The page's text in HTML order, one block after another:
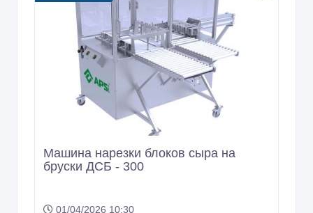
Машина нарезки блоков сыра на
бруски ДСБ - 300
01/04/2026 10:30